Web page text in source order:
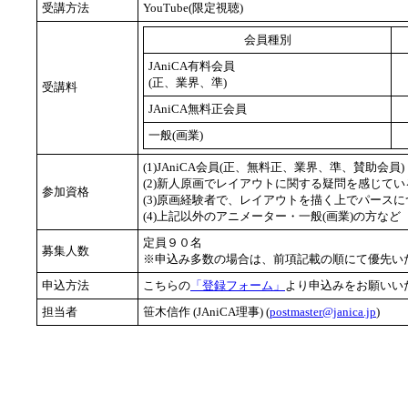
受講方法
YouTube(限定視聴)
受講料
会員種別
JAniCA有料会員
(正、業界、準)
JAniCA無料正会員
一般(画業)
参加資格
(1)JAniCA会員(正、無料正、業界、準、賛助会員)
(2)新人原画でレイアウトに関する疑問を感じてい
(3)原画経験者で、レイアウトを描く上でパース
(4)上記以外のアニメーター・一般(画業)の方など
募集人数
定員９０名
※申込み多数の場合は、前項記載の順にて優先い
申込方法
こちらの 「登録フォーム」 より申込みをお願いい
担当者
笹木信作 (JAniCA理事) (postmaster@janica.jp)